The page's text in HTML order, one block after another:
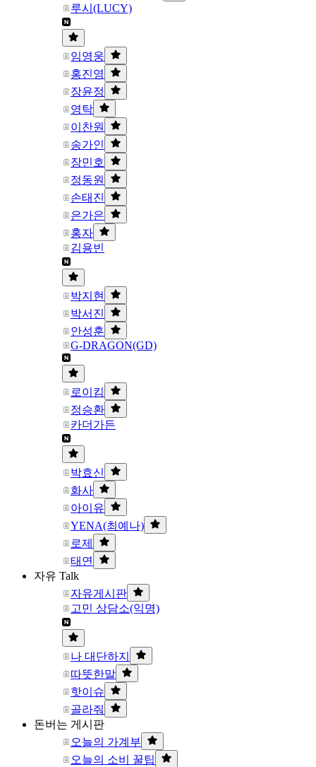
루시(LUCY)
임영웅
홍진영
장윤정
영탁
이찬원
송가인
장민호
정동원
손태진
은가은
홍자
김용빈
박지현
박서진
안성훈
G-DRAGON(GD)
로이킴
정승환
카더가든
박효신
화사
아이유
YENA(최예나)
로제
태연
자유 Talk
자유게시판
고민 상담소(익명)
나 대단하지
따뜻한말
핫이슈
골라줘
돈버는 게시판
오늘의 가계부
오늘의 소비 꿀팁